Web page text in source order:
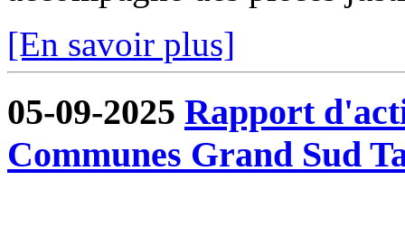
[En savoir plus]
05-09-2025 Rapport
Communes Grand Sud